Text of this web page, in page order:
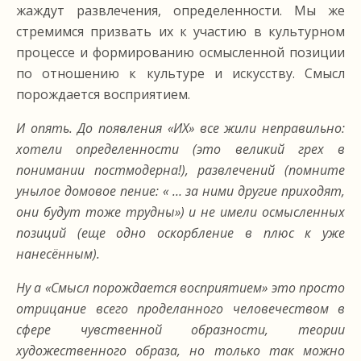
жаждут развлечения, определенности. Мы же
стремимся призвать их к участию в культурном
процессе и формированию осмысленной позиции
по отношению к культуре и искусству. Смысл
порождается восприятием.
И опять. До появления «ИХ» все жили неправильно:
хотели определенности (это великий грех в
понимании постмодерна!), развлечений (помните
унылое домовое пение: « … за ними другие приходят,
они будут тоже трудны») и не имели осмысленных
позиций (еще одно оскорбление в плюс к уже
нанесённым).
Ну а «Смысл порождается восприятием» это просто
отрицание всего проделанного человечеством в
сфере чувственной образности, теории
художественного образа, но только так можно